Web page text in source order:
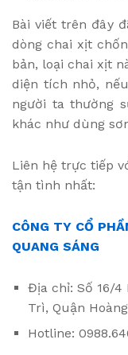
Bài viết trên đây
dòng chai xịt
bản, loại chai xịt
diện tích nhỏ,
người ta thường
khác như dùng
Liên hệ trực tiếp
tận tình nhất:
CÔNG TY CỔ
QUANG SÁNG
Địa chỉ: Số 16/4
Trì, Quận
Hotline: